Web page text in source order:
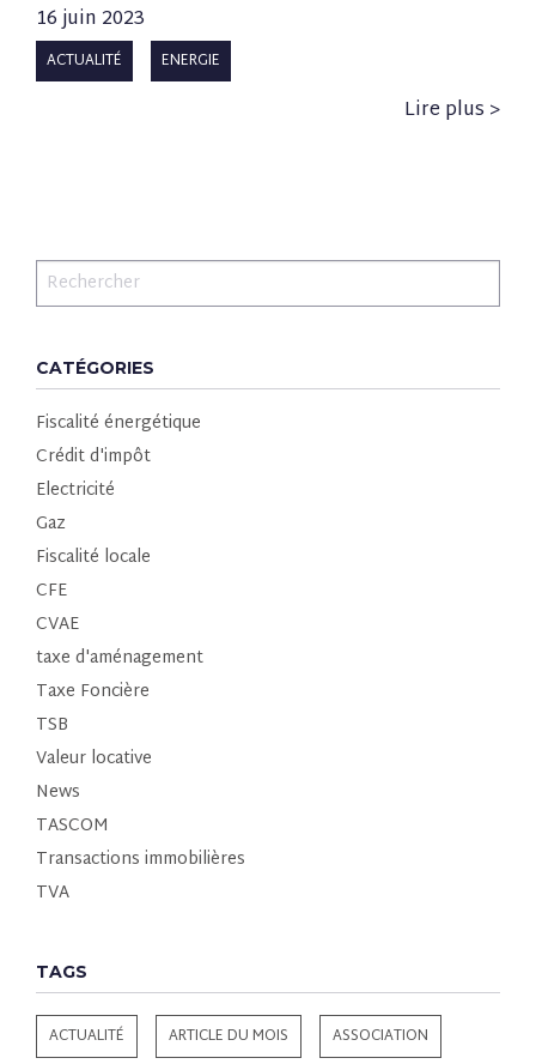
16 juin 2023
ACTUALITÉ ENERGIE
Lire plus >
CATÉGORIES
Fiscalité énergétique
Crédit d'impôt
Electricité
Gaz
Fiscalité locale
CFE
CVAE
taxe d'aménagement
Taxe Foncière
TSB
Valeur locative
News
TASCOM
Transactions immobilières
TVA
TAGS
ACTUALITÉ ARTICLE DU MOIS
ASSOCIATION